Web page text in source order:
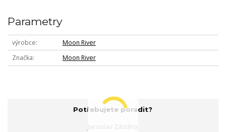
Parametry
výrobce
Moon River
Značka
Moon River
Potřebujete poradit?
Jaroslav Zástěra